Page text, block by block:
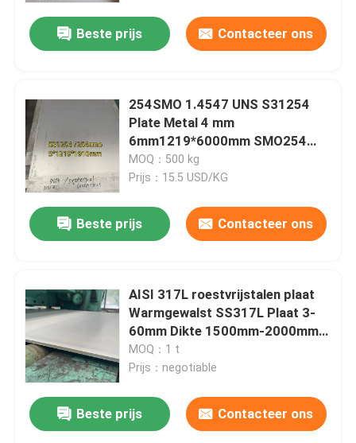
Beste prijs Contacteer ons
254SMO 1.4547 UNS S31254
Plate Metal 4 mm
6mm1219*6000mm SMO254
Materiaal met molencertificaat
MOQ：500 kg
Prijs：15.5 USD/KG
Beste prijs Contacteer ons
AISI 317L roestvrijstalen plaat
Warmgewalst SS317L Plaat 3-
60mm Dikte 1500mm-2000mm
Breedte
MOQ：1 t
Prijs：negotiable
Beste prijs Contacteer ons